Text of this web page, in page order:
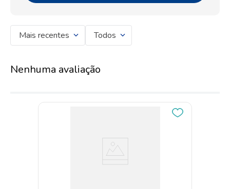
Mais recentes Todos
Nenhuma avaliação